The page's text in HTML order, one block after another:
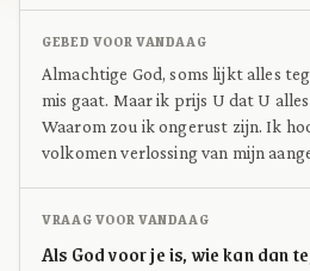
GEBED VOOR VANDAAG
Almachtige God, soms lijkt alles
mis gaat. Maar ik prijs U dat U
Waarom zou ik ongerust zijn. Ik
volkomen verlossing van mijn
VRAAG VOOR VANDAAG
Als God voor je is, wie kan dan